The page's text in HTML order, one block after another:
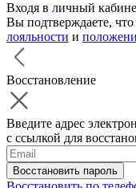
Входя в личный
Вы подтверждаете, что
лояльности и
Восстановление
Введите адрес
с ссылкой для
Восстановить пароль